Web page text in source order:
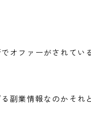
オファーがされてい
副業情報なのかそれ